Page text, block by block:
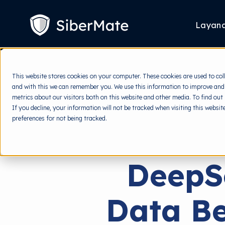
This website stores cookies on your computer. These cookies are used to
and with this we can remember you. We use this information to improve
metrics about our visitors both on this website and other media. To find
If you decline, your information will not be tracked when visiting this
preferences for not being tracked.
CONTENT
Data